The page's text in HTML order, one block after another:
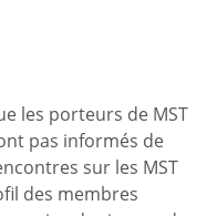
les porteurs de MST
pas informés de
sur les MST
des membres